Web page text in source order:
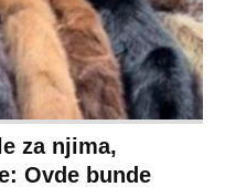
za njima,
Ovde bunde